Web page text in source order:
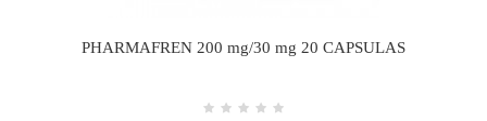
PHARMAFREN 200 mg/30 mg 20 CAPSULAS